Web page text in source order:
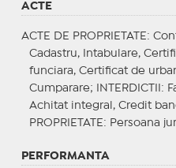
ACTE
ACTE DE PROPRIETATE :
Cadastru, Intabulare,
funciara, Certificat de
Cumparare;
INTERDICTII :
Achitat integral, Credit
PROPRIETATE : Persoana
PERFORMANTA